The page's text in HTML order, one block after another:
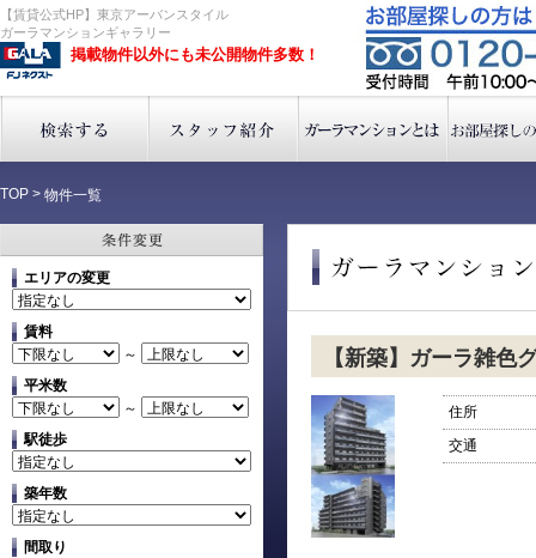
【賃貸公式HP】東京アーバンスタイル
ガーラマンションギャラリー
掲載物件以外にも未公開物件多数！
TOP > 物件一覧
エリアの変更
賃料
～
平米数
～
駅徒歩
築年数
間取り
【新築】ガーラ雑色
住所
交通